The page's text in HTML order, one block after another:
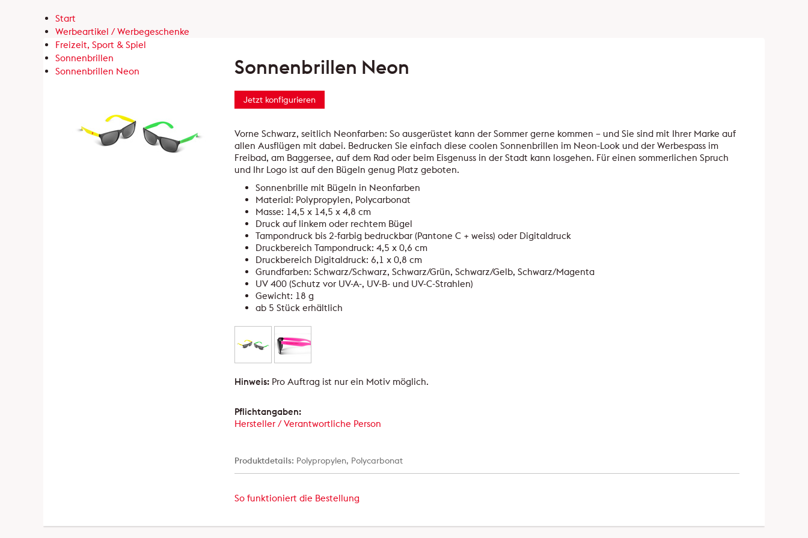
Start
Werbeartikel / Werbegeschenke
Freizeit, Sport & Spiel
Sonnenbrillen
Sonnenbrillen Neon
Sonnenbrillen Neon
Jetzt konfigurieren
Vorne Schwarz, seitlich Neonfarben: So ausgerüstet kann der Sommer gerne kommen – und Sie sind mit Ihrer Marke auf
allen Ausflügen mit dabei. Bedrucken Sie einfach diese coolen Sonnenbrillen im Neon-Look und der Werbespass im
Freibad, am Baggersee, auf dem Rad oder beim Eisgenuss in der Stadt kann losgehen. Für einen sommerlichen Spruch
und Ihr Logo ist auf den Bügeln genug Platz geboten.
Sonnenbrille mit Bügeln in Neonfarben
Material: Polypropylen, Polycarbonat
Masse: 14,5 x 14,5 x 4,8 cm
Druck auf linkem oder rechtem Bügel
Tampondruck bis 2-farbig bedruckbar (Pantone C + weiss) oder Digitaldruck
Druckbereich Tampondruck: 4,5 x 0,6 cm
Druckbereich Digitaldruck: 6,1 x 0,8 cm
Grundfarben: Schwarz/Schwarz, Schwarz/Grün, Schwarz/Gelb, Schwarz/Magenta
UV 400 (Schutz vor UV-A-, UV-B- und UV-C-Strahlen)
Gewicht: 18 g
ab 5 Stück erhältlich
Hinweis: Pro Auftrag ist nur ein Motiv möglich.
Pflichtangaben:
Hersteller / Verantwortliche Person
Produktdetails: Polypropylen, Polycarbonat
So funktioniert die Bestellung